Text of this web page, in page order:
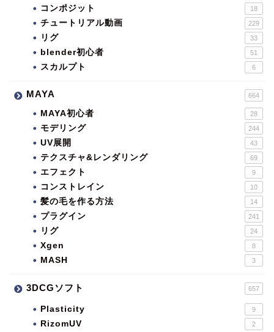
コンポジット 18
チュートリアル動画 229
リグ 33
blender初心者 51
スカルプト 6
MAYA 664
MAYA初心者 28
モデリング 244
UV展開 43
テクスチャ&レンダリング 69
エフェクト 9
コンストレイン 10
髪の毛を作る方法 14
プラグイン 241
リグ 24
Xgen 8
MASH 3
3DCGソフト 657
Plasticity 9
RizomUV 2